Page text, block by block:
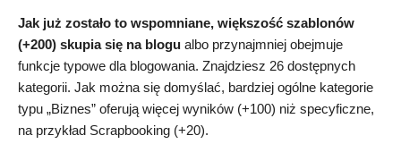
Jak już zostało to wspomniane, większość szablonów
(+200) skupia się na blogu albo przynajmniej obejmuje
funkcje typowe dla blogowania. Znajdziesz 26 dostępnych
kategorii. Jak można się domyślać, bardziej ogólne kategorie
typu „Biznes” oferują więcej wyników (+100) niż specyficzne,
na przykład Scrapbooking (+20).